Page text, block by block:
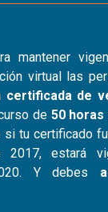
mantener
virtual las
certificada de
de 50 horas
si tu certificado
2017, estará
Y debes